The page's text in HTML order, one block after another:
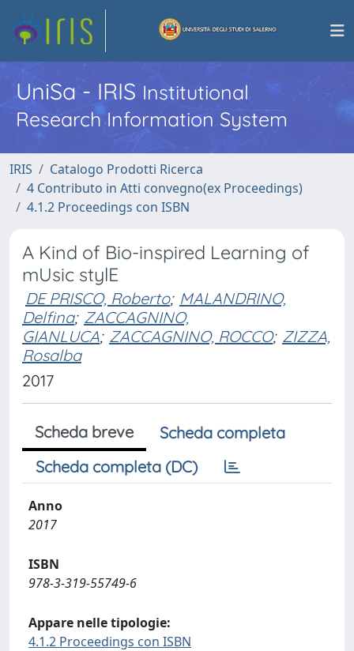
UniSa - IRISInstitutional
Research Information System
IRIS
Catalogo Prodotti Ricerca
4 Contributo in Atti convegno(ex Proceedings)
4.1.2 Proceedings con ISBN
A Kind of Bio-inspired Learning of
mUsic stylE
DE PRISCO, Roberto; MALANDRINO,
Delfina; ZACCAGNINO,
GIANLUCA; ZACCAGNINO, ROCCO; ZIZZA,
Rosalba
2017
Scheda breve
Scheda completa
Scheda completa (DC)
Anno
2017
ISBN
978-3-319-55749-6
Appare nelle tipologie:
4.1.2 Proceedings con ISBN